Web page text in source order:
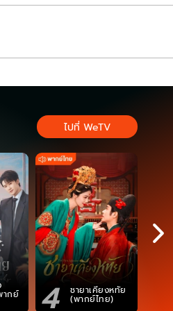
ากย์ 4 ชายาเคียงหทัย
(พากย์ไทย) 5
ไปที่ WeTV